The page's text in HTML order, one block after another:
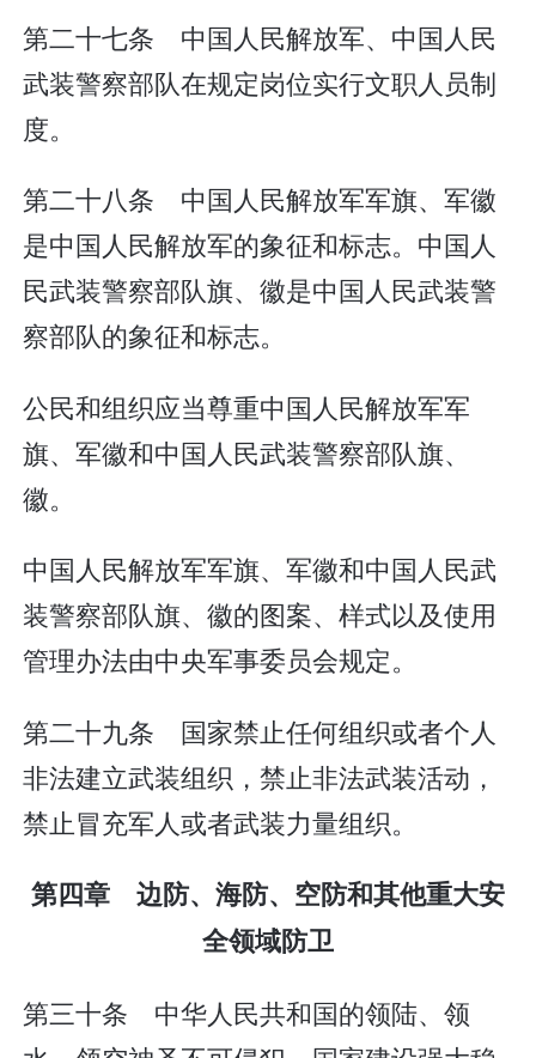
第二十七条 中国人民解放军、中国人民
武装警察部队在规定岗位实行文职人员制
度。
第二十八条 中国人民解放军军旗、军徽
是中国人民解放军的象征和标志。中国人
民武装警察部队旗、徽是中国人民武装警
察部队的象征和标志。
公民和组织应当尊重中国人民解放军军
旗、军徽和中国人民武装警察部队旗、
徽。
中国人民解放军军旗、军徽和中国人民武
装警察部队旗、徽的图案、样式以及使用
管理办法由中央军事委员会规定。
第二十九条 国家禁止任何组织或者个人
非法建立武装组织，禁止非法武装活动，
禁止冒充军人或者武装力量组织。
第四章 边防、海防、空防和其他重大安
全领域防卫
第三十条 中华人民共和国的领陆、领